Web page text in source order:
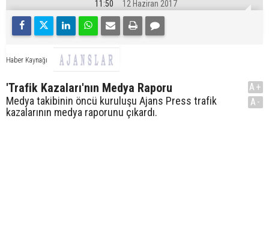
11:50 12 Haziran 2017
Haber Kaynağı
'Trafik Kazaları'nın Medya Raporu
Medya takibinin öncü kuruluşu Ajans Press trafik
kazalarının medya raporunu çıkardı.
A+
A-